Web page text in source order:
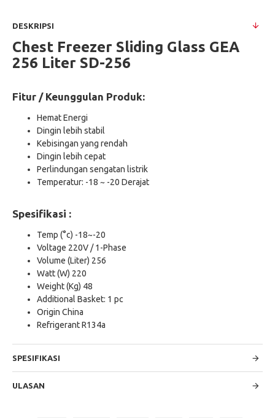
DESKRIPSI
Chest Freezer Sliding Glass GEA
256 Liter SD-256
Fitur / Keunggulan Produk:
Hemat Energi
Dingin lebih stabil
Kebisingan yang rendah
Dingin lebih cepat
Perlindungan sengatan listrik
Temperatur: -18 ~ -20 Derajat
Spesifikasi :
Temp (°c) -18~-20
Voltage 220V / 1-Phase
Volume (Liter) 256
Watt (W) 220
Weight (Kg) 48
Additional Basket: 1 pc
Origin China
Refrigerant R134a
SPESIFIKASI
ULASAN